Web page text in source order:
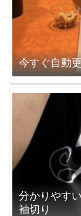
今すぐ自動
分かりやす
袖切り